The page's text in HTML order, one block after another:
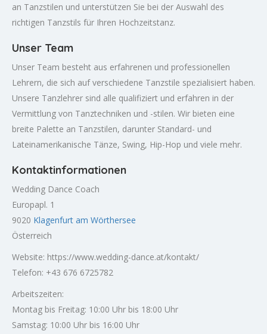
an Tanzstilen und unterstützen Sie bei der Auswahl des
richtigen Tanzstils für Ihren Hochzeitstanz.
Unser Team
Unser Team besteht aus erfahrenen und professionellen
Lehrern, die sich auf verschiedene Tanzstile spezialisiert haben.
Unsere Tanzlehrer sind alle qualifiziert und erfahren in der
Vermittlung von Tanztechniken und -stilen. Wir bieten eine
breite Palette an Tanzstilen, darunter Standard- und
Lateinamerikanische Tänze, Swing, Hip-Hop und viele mehr.
Kontaktinformationen
Wedding Dance Coach
Europapl. 1
9020 Klagenfurt am Wörthersee
Österreich
Website: https://www.wedding-dance.at/kontakt/
Telefon: +43 676 6725782
Arbeitszeiten:
Montag bis Freitag: 10:00 Uhr bis 18:00 Uhr
Samstag: 10:00 Uhr bis 16:00 Uhr